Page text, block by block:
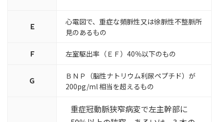
Ｅ
心電図で、重症な頻脈性又は徐脈性不整脈所
見のあるもの
Ｆ 左室駆出率（ＥＦ）40％以下のもの
Ｇ
ＢＮＰ（脳性ナトリウム利尿ペプチド）が
200pg/ml 相当を超えるもの
重症冠動脈狭窄病変で左主幹部に